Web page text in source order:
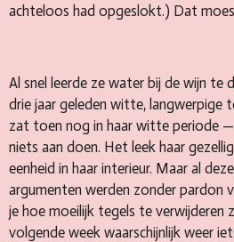
achteloos had opgeslokt.) Dat
Al snel leerde ze water bij de wijn te
drie jaar geleden witte, langwerpige
zat toen nog in haar witte periode
niets aan doen. Het leek haar
eenheid in haar interieur. Maar al
argumenten werden zonder pardon
je hoe moeilijk tegels te verwijderen
volgende week waarschijnlijk weer